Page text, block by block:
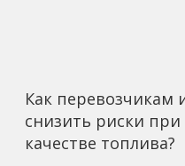
Как перевозчикам
снизить риски
качестве топлива?